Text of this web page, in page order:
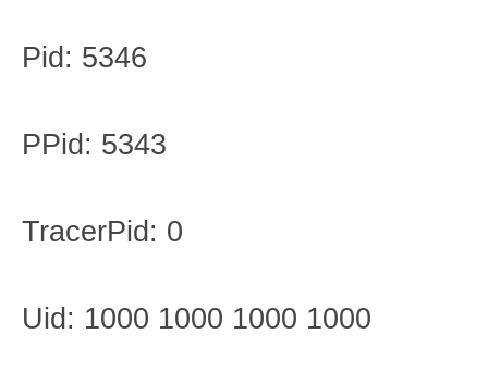
Pid: 5346
PPid: 5343
TracerPid: 0
Uid: 1000 1000 1000 1000